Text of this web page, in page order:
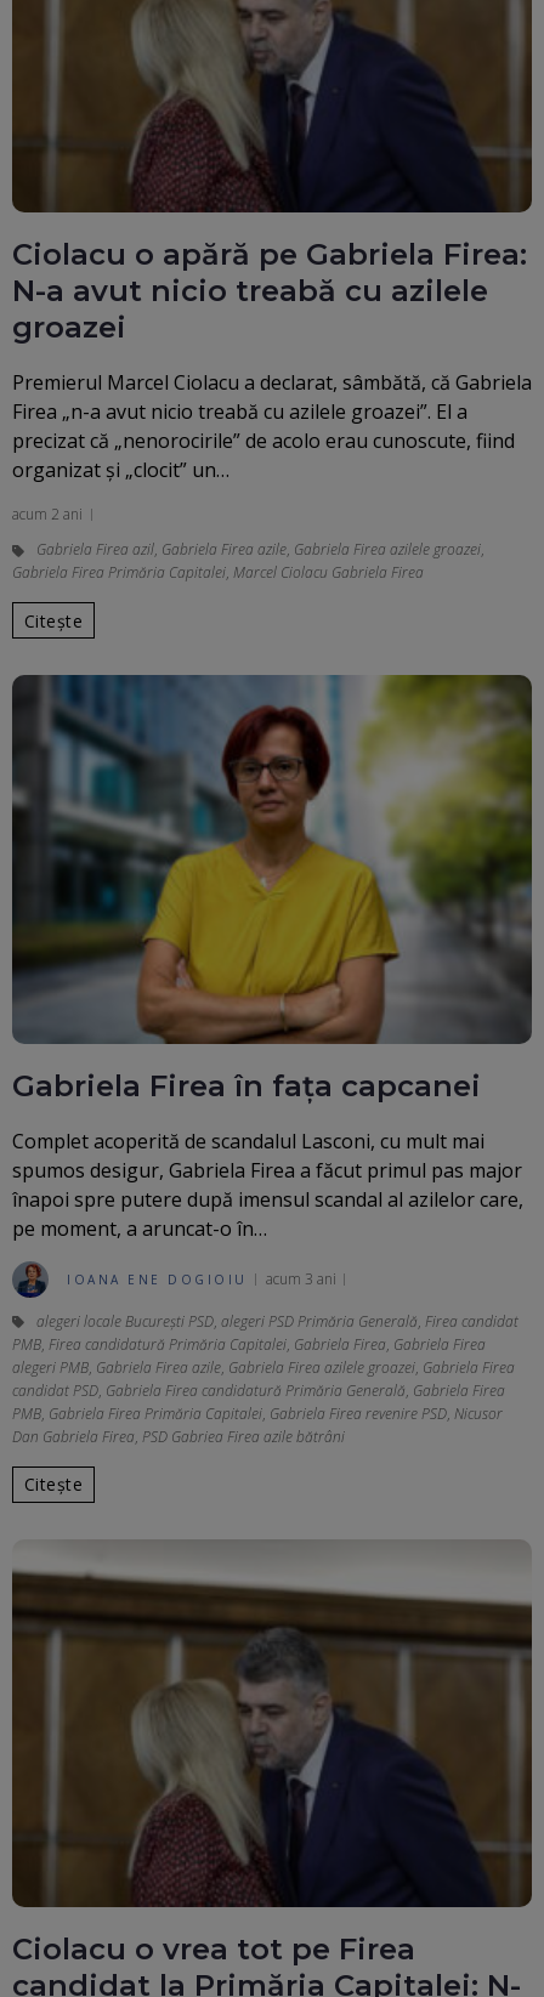
Ciolacu o apără pe Gabriela Firea:
N-a avut nicio treabă cu azilele
groazei
Premierul Marcel Ciolacu a declarat, sâmbătă, că Gabriela
Firea „n-a avut nicio treabă cu azilele groazei”. El a
precizat că „nenorocirile” de acolo erau cunoscute, fiind
organizat şi „clocit” un…
acum 2 ani
Gabriela Firea azil, Gabriela Firea azile, Gabriela Firea azilele groazei,
Gabriela Firea Primăria Capitalei, Marcel Ciolacu Gabriela Firea
Citește
Gabriela Firea în fața capcanei
Complet acoperită de scandalul Lasconi, cu mult mai
spumos desigur, Gabriela Firea a făcut primul pas major
înapoi spre putere după imensul scandal al azilelor care,
pe moment, a aruncat-o în…
IOANA ENE DOGIOIU acum 3 ani
alegeri locale București PSD, alegeri PSD Primăria Generală, Firea candidat
PMB, Firea candidatură Primăria Capitalei, Gabriela Firea, Gabriela Firea
alegeri PMB, Gabriela Firea azile, Gabriela Firea azilele groazei, Gabriela Firea
candidat PSD, Gabriela Firea candidatură Primăria Generală, Gabriela Firea
PMB, Gabriela Firea Primăria Capitalei, Gabriela Firea revenire PSD, Nicusor
Dan Gabriela Firea, PSD Gabriea Firea azile bătrâni
Citește
Ciolacu o vrea tot pe Firea
candidat la Primăria Capitalei: N-